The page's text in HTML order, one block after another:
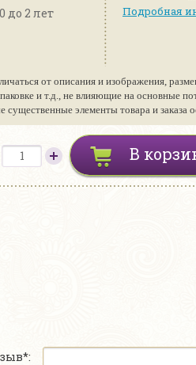
до 2 лет
Подробная
от описания и изображения,
и т.д., не влияющие на основные
существенные элементы товара и заказа
В